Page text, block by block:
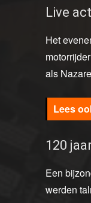
Live
Het
als
120
Een
werden